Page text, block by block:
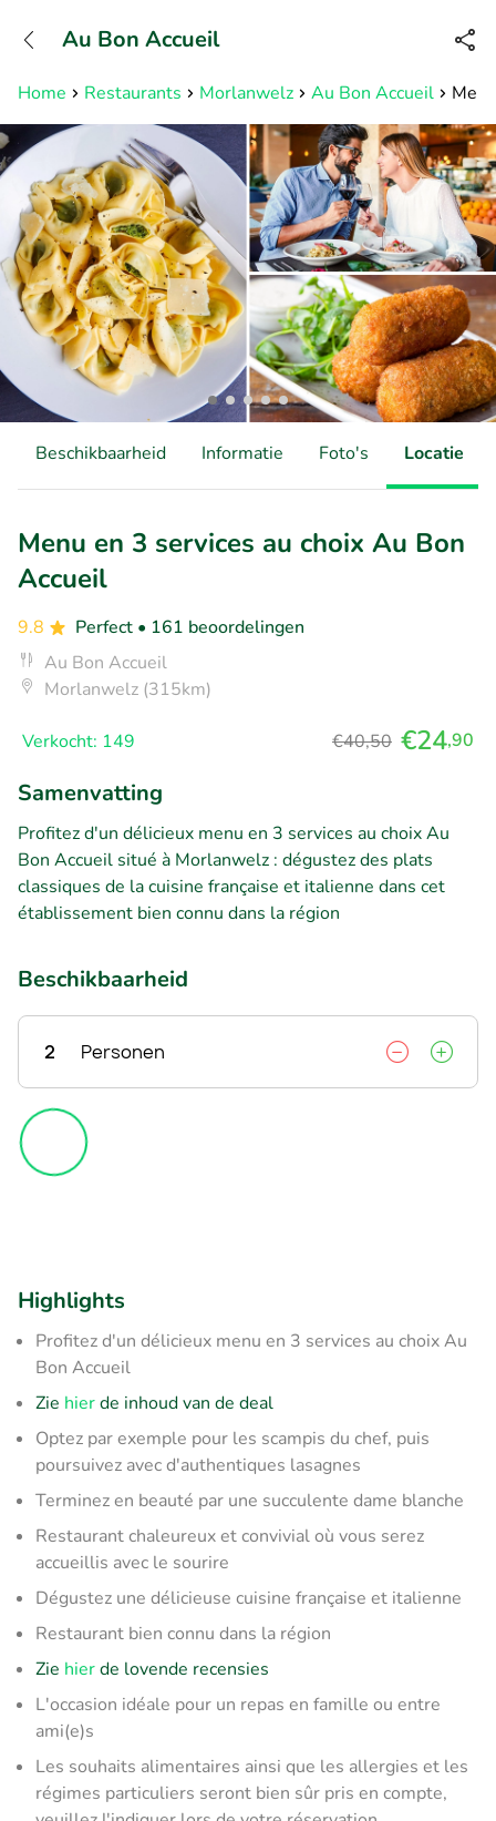
Bereikbaar tot 23:00 uur
Home Restaurants Morlanwelz Au Bon Accueil
Au Bon Accueil
Beschikbaarheid Informatie Foto's Locatie
Menu en 3 services au choix Au Bon
Accueil
9.8 Perfect • 161 beoordelingen
Au Bon Accueil
Morlanwelz (315km)
Verkocht: 149 €40,50 €24,90
Samenvatting
Profitez d'un délicieux menu en 3 services au choix Au
Bon Accueil situé à Morlanwelz : dégustez des plats
classiques de la cuisine française et italienne dans cet
établissement bien connu dans la région
Beschikbaarheid
2 Personen
Highlights
Profitez d'un délicieux menu en 3 services au choix Au
Bon Accueil
Zie hierde inhoud van de deal
Optez par exemple pour les scampis du chef, puis
poursuivez avec d'authentiques lasagnes
Terminez en beauté par une succulente dame blanche
Restaurant chaleureux et convivial où vous serez
accueillis avec le sourire
Dégustez une délicieuse cuisine française et italienne
Restaurant bien connu dans la région
Zie hierde lovende recensies
L'occasion idéale pour un repas en famille ou entre
ami(e)s
Les souhaits alimentaires ainsi que les allergies et les
régimes particuliers seront bien sûr pris en compte,